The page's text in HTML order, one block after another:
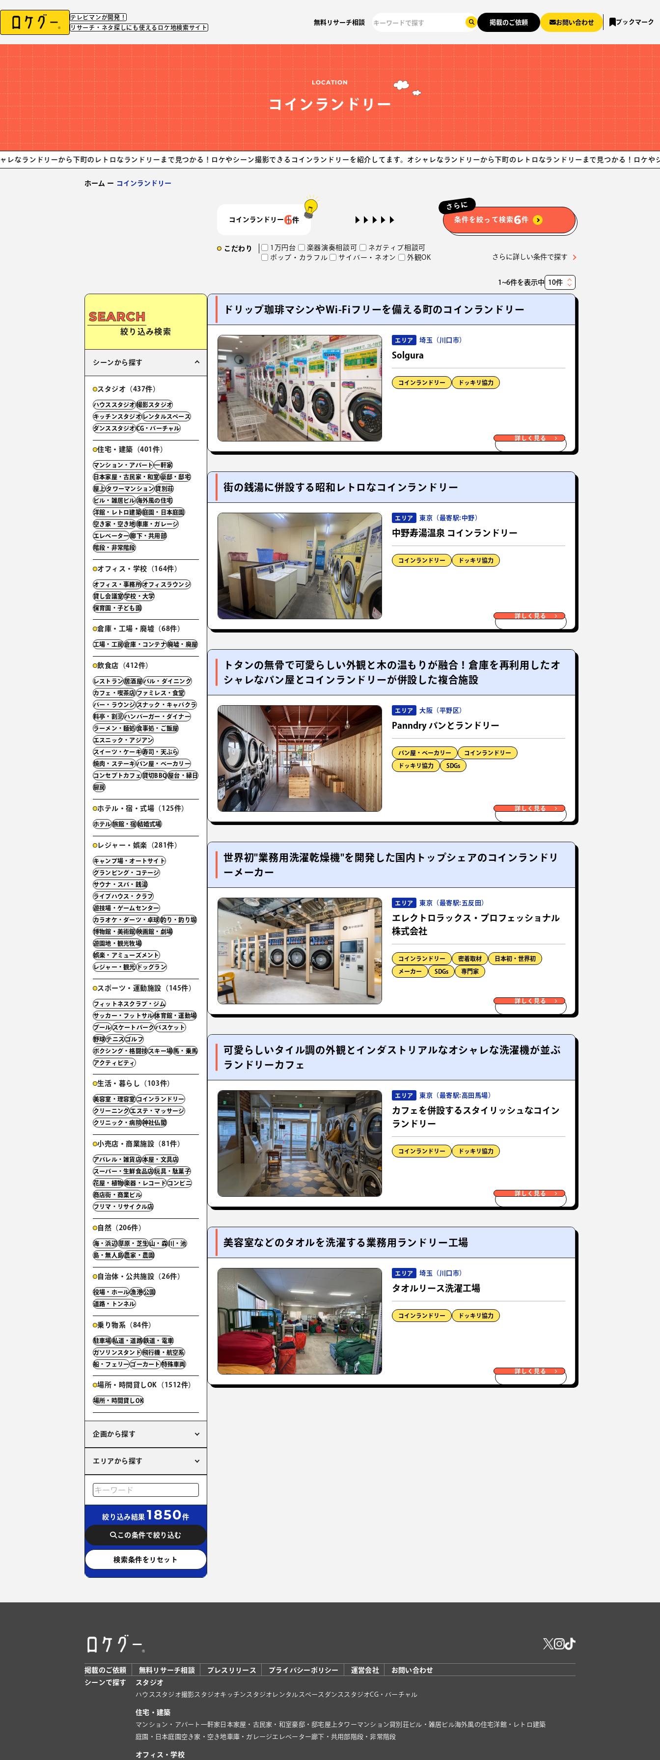
テレビマンが開発！
リサーチ・ネタ探しにも使えるロケ地検索サイト
無料リサーチ相談 掲載のご依頼 お問い合わせ ブックマーク
LOCATION
コインランドリー
リーから下町のレトロなランドリーまで見つかる！ロケやシーン撮影できるコインランドリーを紹介してます。オシャレなランドリーから下町のレトロなランドリーまで見つかる！ロケやシーン撮
ホーム ー コインランドリー
コインランドリー6件
さらに
条件を絞って検索6件
こだわり 1万円台 楽器演奏相談可
ネガティブ相談可
ポップ・カラフル
サイバー・ネオン 外観OK さらに詳しい条件で探す
1~6件を表示中
表
数
ドリップ珈琲マシンやWi-Fiフリーを備える町のコインランドリー
エリア 埼玉（川口市）
Solgura
コインランドリー ドッキリ協力
詳しく見る
街の銭湯に併設する昭和レトロなコインランドリー
エリア 東京（最寄駅:中野）
中野寿湯温泉 コインランドリー
コインランドリー ドッキリ協力
詳しく見る
トタンの無骨で可愛らしい外観と木の温もりが融合！倉庫を再利用したオ
シャレなパン屋とコインランドリーが併設した複合施設
エリア 大阪（平野区）
Panndry パンとランドリー
パン屋・ベーカリー コインランドリー
ドッキリ協力 SDGs
詳しく見る
世界初"業務用洗濯乾燥機"を開発した国内トップシェアのコインランドリ
ーメーカー
エリア 東京（最寄駅:五反田）
エレクトロラックス・プロフェッショナル
株式会社
コインランドリー 密着取材 日本初・世界初
メーカー SDGs 専門家
詳しく見る
可愛らしいタイル調の外観とインダストリアルなオシャレな洗濯機が並ぶ
ランドリーカフェ
エリア 東京（最寄駅:高田馬場）
カフェを併設するスタイリッシュなコイン
ランドリー
コインランドリー ドッキリ協力
詳しく見る
美容室などのタオルを洗濯する業務用ランドリー工場
エリア 埼玉（川口市）
タオルリース洗濯工場
コインランドリー ドッキリ協力
詳しく見る
絞り込み検索
シーンから探す
スタジオ（437件）
ハウススタジオ撮影スタジオ
キッチンスタジオレンタルスペース
ダンススタジオCG・バーチャル
住宅・建築（401件）
マンション・アパート一軒家
日本家屋・古民家・和室豪邸・邸宅
屋上タワーマンション貸別荘
ビル・雑居ビル海外風の住宅
洋館・レトロ建築庭園・日本庭園
空き家・空き地車庫・ガレージ
エレベーター廊下・共用部
階段・非常階段
オフィス・学校（164件）
オフィス・事務所オフィスラウンジ
貸し会議室学校・大学
保育園・子ども園
倉庫・工場・廃墟（68件）
工場・工房倉庫・コンテナ廃墟・廃屋
飲食店（412件）
レストラン居酒屋バル・ダイニング
カフェ・喫茶店ファミレス・食堂
バー・ラウンジスナック・キャバクラ
料亭・割烹ハンバーガー・ダイナー
ラーメン・麺処食事処・ご飯屋
エスニック・アジアン
スイーツ・ケーキ寿司・天ぷら
焼肉・ステーキパン屋・ベーカリー
コンセプトカフェ貸切BBQ屋台・縁日
厨房
ホテル・宿・式場（125件）
ホテル旅館・宿結婚式場
レジャー・娯楽（281件）
キャンプ場・オートサイト
グランピング・コテージ
サウナ・スパ・銭湯
ライブハウス・クラブ
遊技場・ゲームセンター
カラオケ・ダーツ・卓球釣り・釣り堀
博物館・美術館映画館・劇場
遊園地・観光牧場
娯楽・アミューズメント
レジャー・観光ドッグラン
スポーツ・運動施設（145件）
フィットネスクラブ・ジム
サッカー・フットサル体育館・運動場
プールスケートパークバスケット
野球テニスゴルフ
ボクシング・格闘技スキー場馬・乗馬
アクティビティ
生活・暮らし（103件）
美容室・理容室コインランドリー
クリーニングエステ・マッサージ
クリニック・病院神社仏閣
小売店・商業施設（81件）
アパレル・雑貨店本屋・文具店
スーパー・生鮮食品店玩具・駄菓子
花屋・植物楽器・レコードコンビニ
商店街・商業ビル
フリマ・リサイクル店
自然（206件）
海・浜辺草原・芝生山・森川・池
島・無人島農家・農園
自治体・公共施設（26件）
役場・ホール漁港公園
道路・トンネル
乗り物系（84件）
駐車場私道・道路鉄道・電車
ガソリンスタンド飛行機・航空系
船・フェリーゴーカート特殊車両
場所・時間貸しOK（1512件）
場所・時間貸しOK
企画から探す
エリアから探す
絞り込み結果 1850件
この条件で絞り込む
検索条件をリセット
掲載のご依頼 無料リサーチ相談 プレスリリース プライバシーポリシー 運営会社
お問い合わせ
シーンで探す
スタジオ
ハウススタジオ撮影スタジオキッチンスタジオ レンタルスペース ダンススタジオCG・バーチャル
住宅・建築
マンション・アパート 一軒家 日本家屋・古民家・和室豪邸・邸宅屋上タワーマンション貸別荘ビル・雑居ビル海外風の住宅洋館・レトロ建築
庭園・日本庭園 空き家・空き地 車庫・ガレージ エレベーター廊下・共用部 階段・非常階段
オフィス・学校